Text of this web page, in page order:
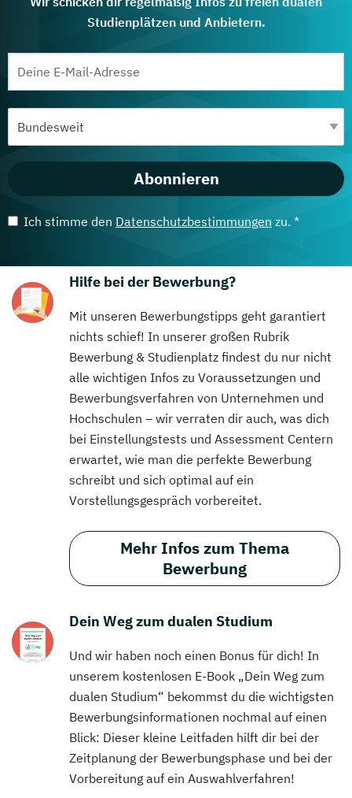
Studienplätzen und Anbietern.
Abonnieren
Ich stimme den Datenschutzbestimmungen zu. *
Hilfe bei der Bewerbung?
Mit unseren Bewerbungstipps geht garantiert
nichts schief! In unserer großen Rubrik
Bewerbung & Studienplatz findest du nur nicht
alle wichtigen Infos zu Voraussetzungen und
Bewerbungsverfahren von Unternehmen und
Hochschulen – wir verraten dir auch, was dich
bei Einstellungstests und Assessment Centern
erwartet, wie man die perfekte Bewerbung
schreibt und sich optimal auf ein
Vorstellungsgespräch vorbereitet.
Mehr Infos zum Thema
Bewerbung
Dein Weg zum dualen Studium
Und wir haben noch einen Bonus für dich! In
unserem kostenlosen E-Book „Dein Weg zum
dualen Studium“ bekommst du die wichtigsten
Bewerbungsinformationen nochmal auf einen
Blick: Dieser kleine Leitfaden hilft dir bei der
Zeitplanung der Bewerbungsphase und bei der
Vorbereitung auf ein Auswahlverfahren!